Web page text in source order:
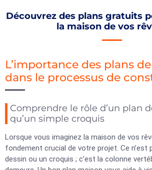
Découvrez des plans gratuits
la maison de vos
L’importance des plans
dans le processus de
Comprendre le rôle d’un plan
qu’un simple croquis
Lorsque vous imaginez la maison de vos
fondement crucial de votre projet. Ce n’est
dessin ou un croquis ; c’est la colonne